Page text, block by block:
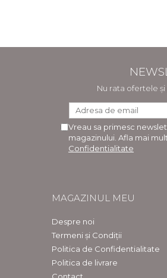
Nu rata ofertele
Vreau sa primesc
magazinului. Afla mai
Confidentialitate
MAGAZINUL MEU
Despre noi
Termeni și Condiții
Politica de Confidentialitate
Politica de livrare
Contact